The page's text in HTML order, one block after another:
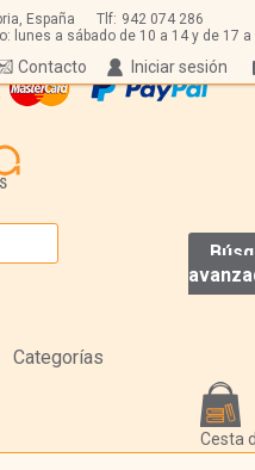
España Tlf: 942 074 286
lunes a sábado de 10 a 14 y de 17 a
Iniciar sesión
Contacto
Categorías
Cesta